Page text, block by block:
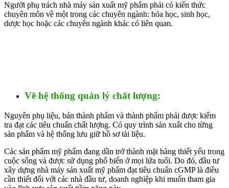
Người phụ trách nhà máy sản xuất mỹ phẩm phải có kiến thức
chuyên môn về một trong các chuyên ngành: hóa học, sinh học,
dược học hoặc các chuyên ngành khác có liên quan.
Về hệ thống quản lý chất lượng:
Nguyên phụ liệu, bán thành phẩm và thành phẩm phải được kiểm
tra đạt các tiêu chuẩn chất lượng. Có quy trình sản xuất cho từng
sản phẩm và hệ thống lưu giữ hồ sơ tài liệu.
Các sản phẩm mỹ phẩm đang dần trở thành mặt hàng thiết yếu trong
cuộc sống và được sử dụng phổ biến ở mọi lứa tuổi. Do đó, đầu tư
xây dựng nhà máy sản xuất mỹ phẩm đạt tiêu chuẩn cGMP là điều
cần thiết đối với các nhà đầu tư, doanh nghiệp khi muốn tham gia